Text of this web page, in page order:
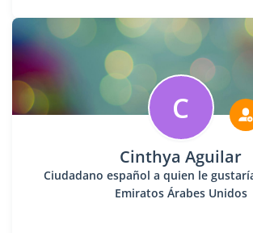
C
Cinthya Aguilar
Ciudadano español a quien le
Emiratos Árabes Unidos